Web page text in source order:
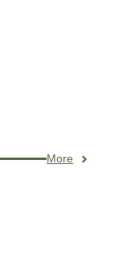
More